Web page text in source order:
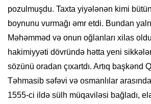
pozulmuşdu. Taxta yiyələnən kimi
boynunu vurmağı əmr etdi. Bundan
Məhəmməd və onun oğlanları xilas
hakimiyyəti dövründə hətta yeni sikkələr
sözünü oradan çıxartdı. Artıq başkənd
Təhmasib səfəvi və osmanlılar
1555-ci ildə sülh müqaviləsi bağladı,